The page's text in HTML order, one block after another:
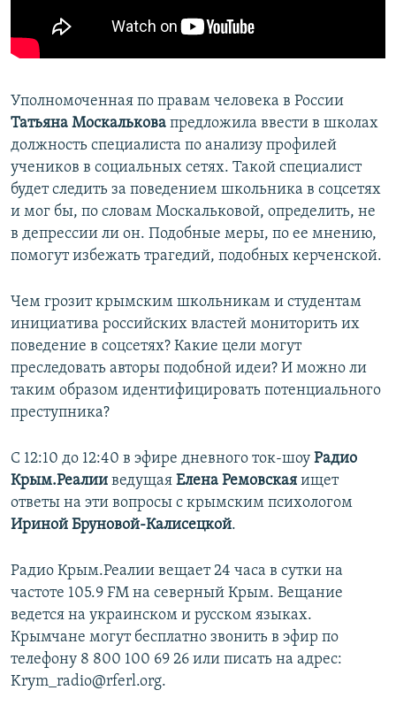
ПОБЕДИТЕЛЕЙ НЕ СУДЯТ?
КРЫМ.НЕПОКОРЕННЫЙ
УКРАИНСКАЯ ПРОБЛЕМА КРЫМА
ПРИСОЕДИНЯЙТЕСЬ!
Уполномоченная по правам человека в России
Татьяна Москалькова предложила ввести в школах
должность специалиста по анализу профилей
учеников в социальных сетях. Такой специалист
будет следить за поведением школьника в соцсетях
и мог бы, по словам Москальковой, определить, не
в депрессии ли он. Подобные меры, по ее мнению,
помогут избежать трагедий, подобных керченской.
Чем грозит крымским школьникам и студентам
инициатива российских властей мониторить их
поведение в соцсетях? Какие цели могут
преследовать авторы подобной идеи? И можно ли
таким образом идентифицировать потенциального
преступника?
С 12:10 до 12:40 в эфире дневного ток-шоу Радио
Крым.Реалии ведущая Елена Ремовская ищет
ответы на эти вопросы с крымским психологом
Ириной Бруновой-Калисецкой.
Радио Крым.Реалии вещает 24 часа в сутки на
частоте 105.9 FM на северный Крым. Вещание
ведется на украинском и русском языках.
Крымчане могут бесплатно звонить в эфир по
телефону 8 800 100 69 26 или писать на адрес:
Krym_radio@rferl.org.